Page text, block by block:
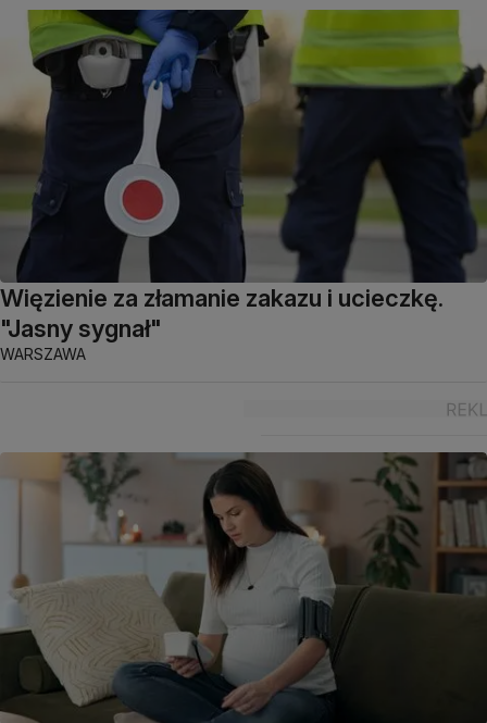
Więzienie za złamanie zakazu i ucieczkę.
"Jasny sygnał"
WARSZAWA